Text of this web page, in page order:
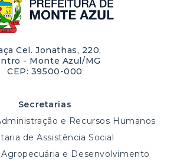
Cel. Jonathas, 220,
- Monte Azul/MG
CEP: 39500-000
Secretarias
e Recursos Humanos
de Assistência Social
e Desenvolvimento